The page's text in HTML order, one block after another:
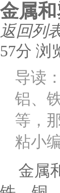
金属
返回列
57分 浏
导读
铝、
等，
粘小
金属